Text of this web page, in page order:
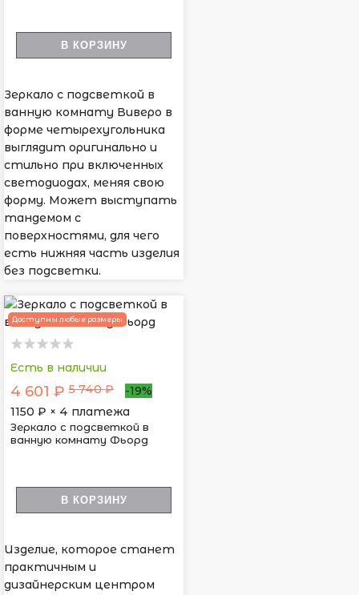
В КОРЗИНУ
Зеркало с подсветкой в
ванную комнату Виверо в
форме четырехугольника
выглядит оригинально и
стильно при включенных
светодиодах, меняя свою
форму. Может выступать
тандемом с
поверхностями, для чего
есть нижняя часть изделия
без подсветки.
Доступны любые размеры
Есть в наличии
4 601 ₽ 5 740 ₽
-19%
1150 ₽ × 4 платежа
Зеркало с подсветкой в
ванную комнату Фьорд
В КОРЗИНУ
Изделие, которое станет
практичным и
дизайнерским центром